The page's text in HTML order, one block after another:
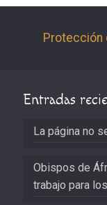
Protección
Entradas
La página no
Obispos de
trabajo para